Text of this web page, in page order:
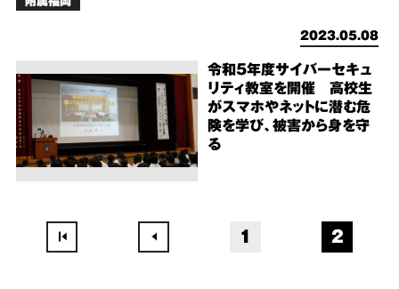
2023.05.08
令和5年度サイバーセキュ
リティ教室を開催 高校生
がスマホやネットに潜む危
険を学び、被害から身を守
る
1 2